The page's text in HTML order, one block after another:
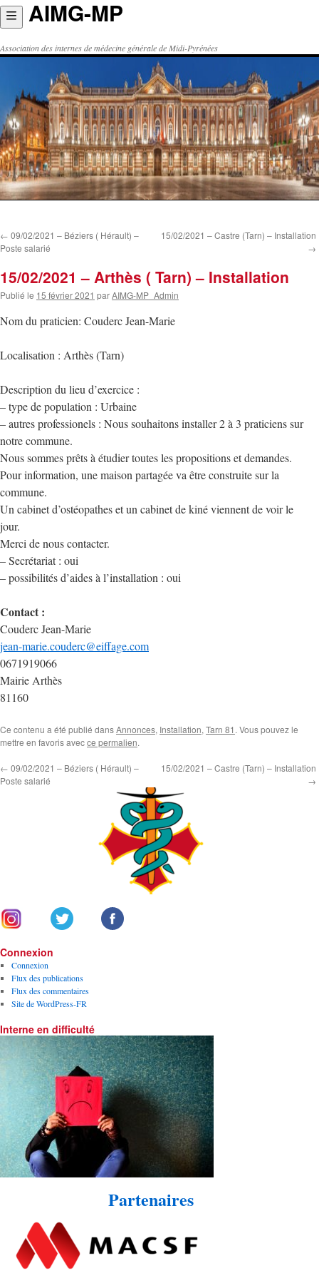
Aller
au
contenu
AIMG-MP
Association des internes de médecine générale de Midi-Pyrénées
← 09/02/2021 – Béziers ( Hérault) –
Poste salarié
15/02/2021 – Castre (Tarn) – Installation
→
15/02/2021 – Arthès ( Tarn) – Installation
Publié le 15 février 2021 parAIMG-MP_Admin
Nom du praticien: Couderc Jean-Marie
Localisation : Arthès (Tarn)
Description du lieu d’exercice :
– type de population : Urbaine
– autres professionels : Nous souhaitons installer 2 à 3 praticiens sur
notre commune.
Nous sommes prêts à étudier toutes les propositions et demandes.
Pour information, une maison partagée va être construite sur la
commune.
Un cabinet d’ostéopathes et un cabinet de kiné viennent de voir le
jour.
Merci de nous contacter.
– Secrétariat : oui
– possibilités d’aides à l’installation : oui
Contact :
Couderc Jean-Marie
jean-marie.couderc@eiffage.com
0671919066
Mairie Arthès
81160
Ce contenu a été publié dansAnnonces, Installation, Tarn 81 . Vous pouvez le
mettre en favoris avecce permalien.
← 09/02/2021 – Béziers ( Hérault) –
Poste salarié
15/02/2021 – Castre (Tarn) – Installation
→
Connexion
Connexion
Flux des publications
Flux des commentaires
Site de WordPress-FR
Interne en difficulté
Partenaires